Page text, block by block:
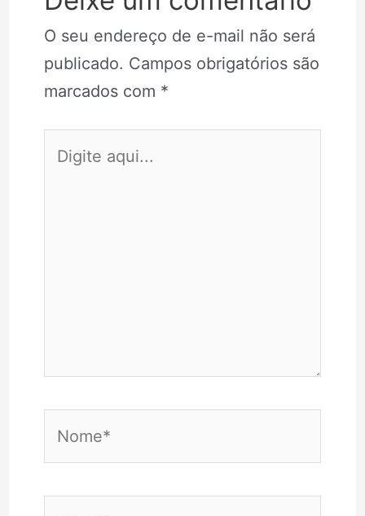
O seu endereço de e-mail não será
publicado. Campos obrigatórios são
marcados com *
aqui...